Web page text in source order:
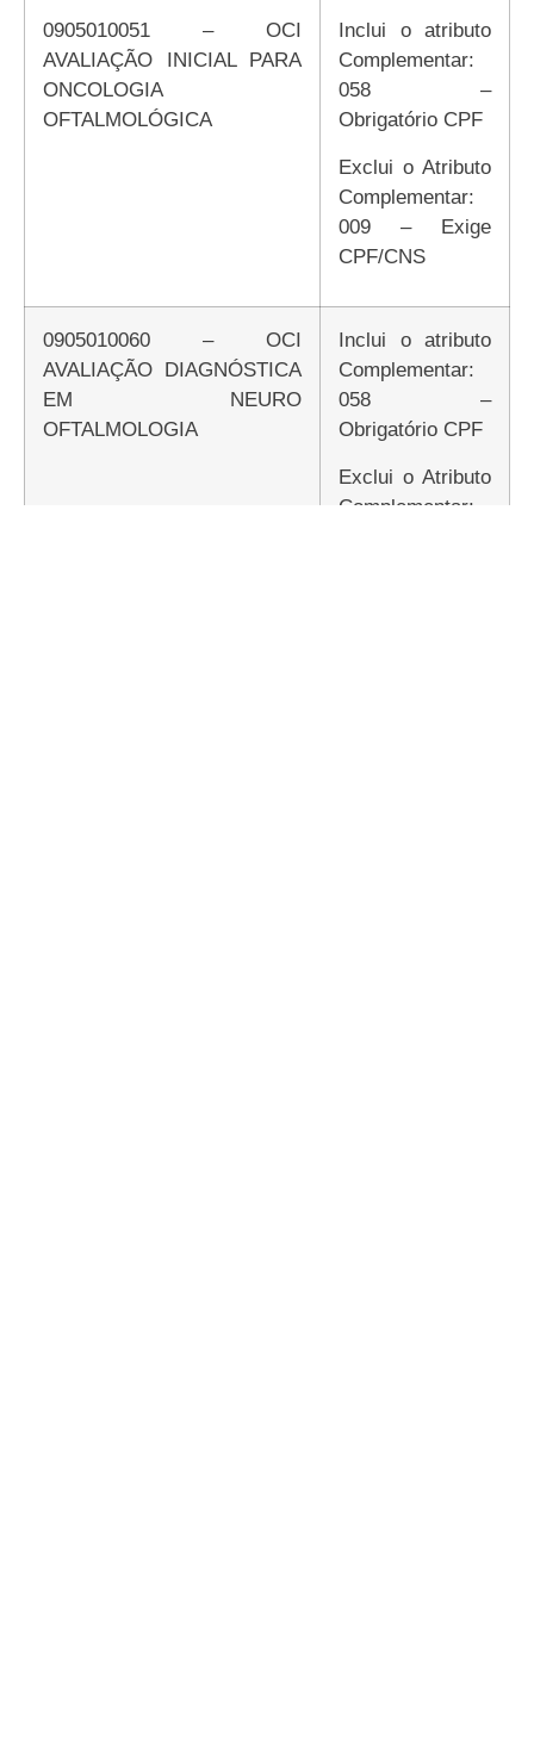
0905010051 – OCI
AVALIAÇÃO INICIAL PARA
ONCOLOGIA
OFTALMOLÓGICA
Inclui o atributo
Complementar:
058 –
Obrigatório CPF
Exclui o Atributo
Complementar:
009 – Exige
CPF/CNS
0905010060 – OCI
AVALIAÇÃO DIAGNÓSTICA
EM NEURO
OFTALMOLOGIA
Inclui o atributo
Complementar:
058 –
Obrigatório CPF
Exclui o Atributo
Complementar: